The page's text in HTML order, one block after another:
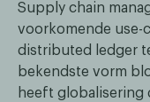
Supply chain
voorkomende use-
distributed ledger
bekendste vorm
heeft globalisering